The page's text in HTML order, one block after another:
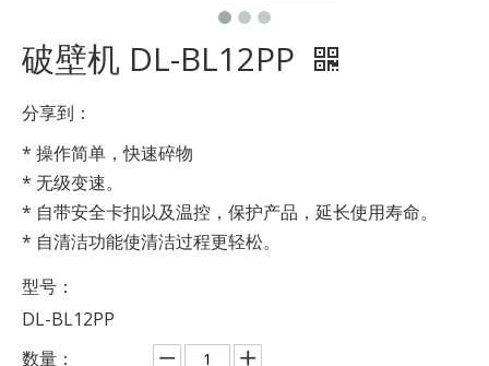
破壁机 DL-BL12PP
分享到：
* 操作简单，快速碎物
* 无级变速。
* 自带安全卡扣以及温控，保护产品，延长使用寿命。
* 自清洁功能使清洁过程更轻松。
型号：
DL-BL12PP
数量：